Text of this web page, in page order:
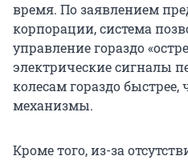
время. По заявлением
корпорации, система
управление гораздо
электрические сигналы
колесам гораздо
механизмы.
Кроме того, из-за